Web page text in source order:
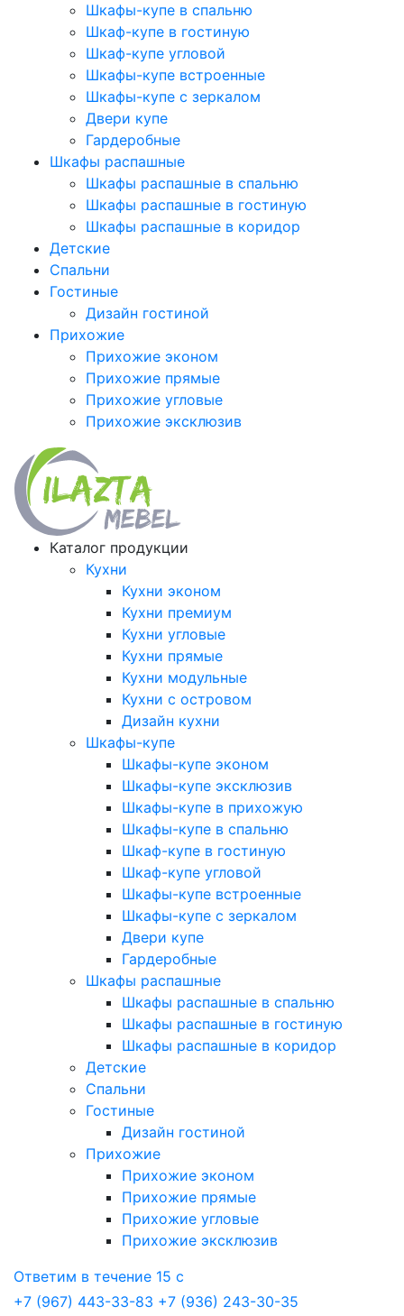
Шкафы-купе в спальню
Шкаф-купе в гостиную
Шкаф-купе угловой
Шкафы-купе встроенные
Шкафы-купе с зеркалом
Двери купе
Гардеробные
Шкафы распашные
Шкафы распашные в спальню
Шкафы распашные в гостиную
Шкафы распашные в коридор
Детские
Спальни
Гостиные
Дизайн гостиной
Прихожие
Прихожие эконом
Прихожие прямые
Прихожие угловые
Прихожие эксклюзив
Каталог продукции
Кухни
Кухни эконом
Кухни премиум
Кухни угловые
Кухни прямые
Кухни модульные
Кухни с островом
Дизайн кухни
Шкафы-купе
Шкафы-купе эконом
Шкафы-купе эксклюзив
Шкафы-купе в прихожую
Шкафы-купе в спальню
Шкаф-купе в гостиную
Шкаф-купе угловой
Шкафы-купе встроенные
Шкафы-купе с зеркалом
Двери купе
Гардеробные
Шкафы распашные
Шкафы распашные в спальню
Шкафы распашные в гостиную
Шкафы распашные в коридор
Детские
Спальни
Гостиные
Дизайн гостиной
Прихожие
Прихожие эконом
Прихожие прямые
Прихожие угловые
Прихожие эксклюзив
Ответим в течение 15 с
+7 (967) 443-33-83 +7 (936) 243-30-35